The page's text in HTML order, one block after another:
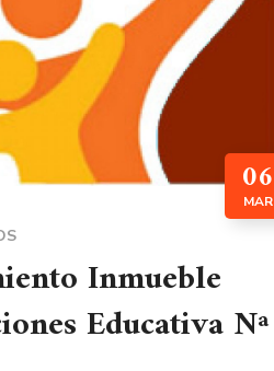
06
MAR
Inmueble
Educativa Nª